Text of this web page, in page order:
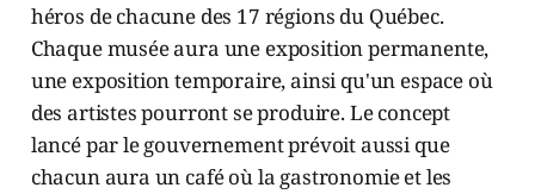
héros de chacune des 17 régions du Québec.
Chaque musée aura une exposition permanente,
une exposition temporaire, ainsi qu'un espace où
des artistes pourront se produire. Le concept
lancé par le gouvernement prévoit aussi que
chacun aura un café où la gastronomie et les